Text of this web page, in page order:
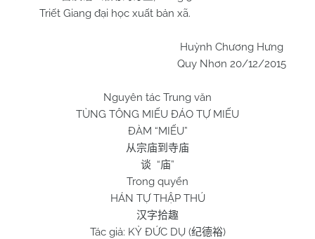
Triết Giang đại học xuất bản xã.
Huỳnh Chương Hưng
Quy Nhơn 20/12/2015
Nguyên tác Trung văn
TÙNG TÔNG MIẾU ĐÁO TỰ MIẾU
ĐÀM “MIẾU”
从宗庙到寺庙
谈
“庙”
Trong quyển
HÁN TỰ THẬP THÚ
汉字拾趣
Tác giả: KỶ ĐỨC DỤ (纪德裕)